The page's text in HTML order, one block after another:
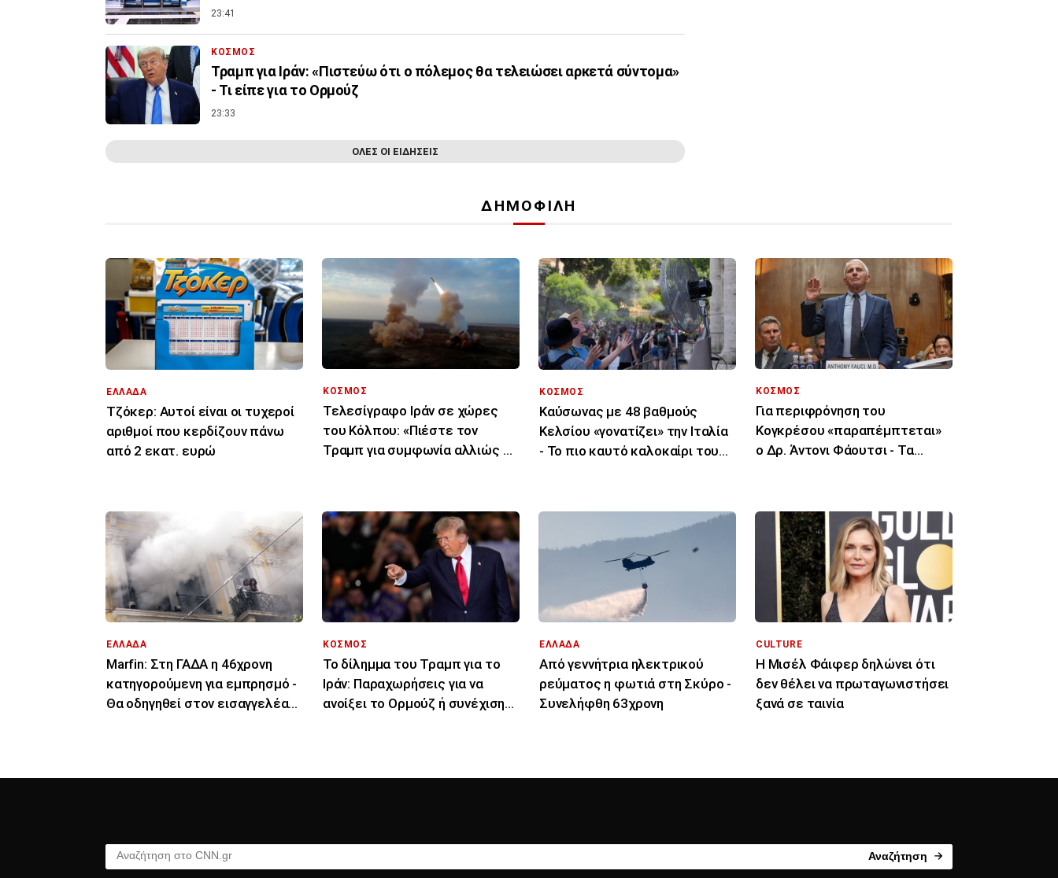
23:41
ΚΟΣΜΟΣ
Τραμπ για Ιράν: «Πιστεύω ότι ο πόλεμος θα τελειώσει αρκετά σύντομα»
- Τι είπε για το Ορμούζ
23:33
ΟΛΕΣ ΟΙ ΕΙΔΗΣΕΙΣ
ΔΗΜΟΦΙΛΗ
ΕΛΛΑΔΑ
Τζόκερ: Αυτοί είναι οι τυχεροί
αριθμοί που κερδίζουν πάνω
από 2 εκατ. ευρώ
ΚΟΣΜΟΣ
Τελεσίγραφο Ιράν σε χώρες
του Κόλπου: «Πιέστε τον
Τραμπ για συμφωνία αλλιώς θα
ΚΟΣΜΟΣ
Καύσωνας με 48 βαθμούς
Κελσίου «γονατίζει» την Ιταλία
- Το πιο καυτό καλοκαίρι του
ΚΟΣΜΟΣ
Για περιφρόνηση του
Κογκρέσου «παραπέμπτεται»
ο Δρ. Άντονι Φάουτσι - Τα
ΕΛΛΑΔΑ
Marfin: Στη ΓΑΔΑ η 46χρονη
κατηγορούμενη για εμπρησμό -
Θα οδηγηθεί στον εισαγγελέα
ΚΟΣΜΟΣ
Το δίλημμα του Τραμπ για το
Ιράν: Παραχωρήσεις για να
ανοίξει το Ορμούζ ή συνέχιση
ΕΛΛΑΔΑ
Από γεννήτρια ηλεκτρικού
ρεύματος η φωτιά στη Σκύρο -
Συνελήφθη 63χρονη
CULTURE
Η Μισέλ Φάιφερ δηλώνει ότι
δεν θέλει να πρωταγωνιστήσει
ξανά σε ταινία
Αναζήτηση στο CNN.gr Αναζήτηση